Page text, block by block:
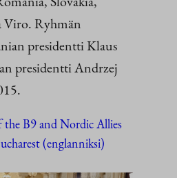
Viro. Ryhmän
presidentti Klaus
presidentti Andrzej
the B9 and Nordic Allies
(englanniksi)